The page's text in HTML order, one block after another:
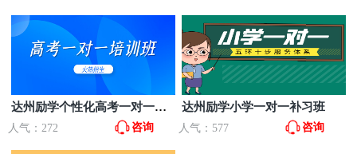
达州励学个性化高考一对一培
训班
人气：272 咨询
达州励学小学一对一补习班
人气：577 咨询